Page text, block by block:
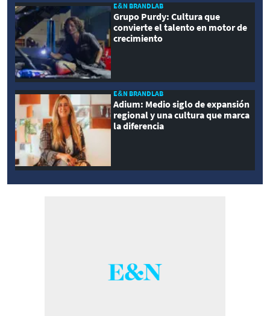
E&N BRANDLAB
Grupo Purdy: Cultura que
convierte el talento en motor de
crecimiento
E&N BRANDLAB
Adium: Medio siglo de expansión
regional y una cultura que marca
la diferencia